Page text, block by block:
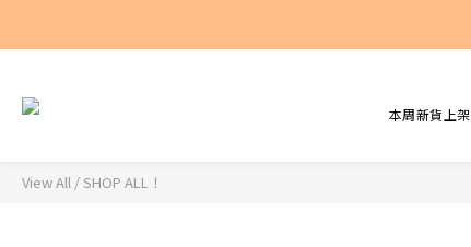
本周新貨上架
View All /SHOP ALL！